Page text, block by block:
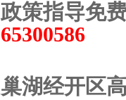
政策指导免
65300586
巢湖经开区